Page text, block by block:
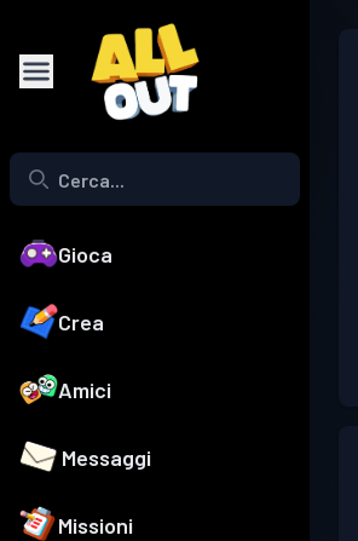
Gioca
Crea
Amici
Messaggi
Missioni